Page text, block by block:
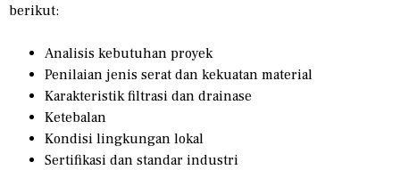
berikut:
Analisis kebutuhan proyek
Penilaian jenis serat dan kekuatan material
Karakteristik filtrasi dan drainase
Ketebalan
Kondisi lingkungan lokal
Sertifikasi dan standar industri